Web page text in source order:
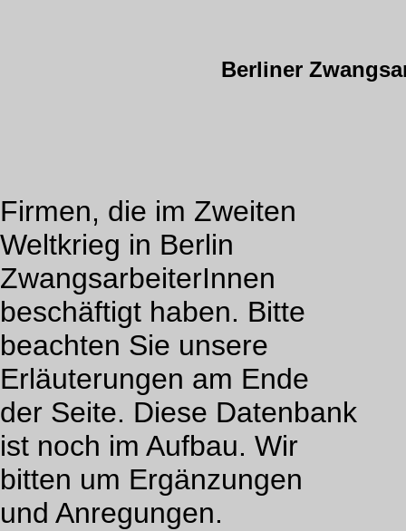
Berliner
Firmen, die im Zweiten
Weltkrieg in Berlin
ZwangsarbeiterInnen
beschäftigt haben. Bitte
beachten Sie unsere
Erläuterungen am Ende
der Seite. Diese Datenbank
ist noch im Aufbau. Wir
bitten um Ergänzungen
und Anregungen.